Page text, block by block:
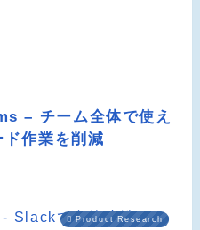
– チーム全体で使え
作業を削減
Product Research